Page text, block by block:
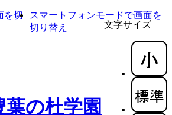
文字サイズ
を切
スマートフォンモードで画面を
切り替え
の杜学園